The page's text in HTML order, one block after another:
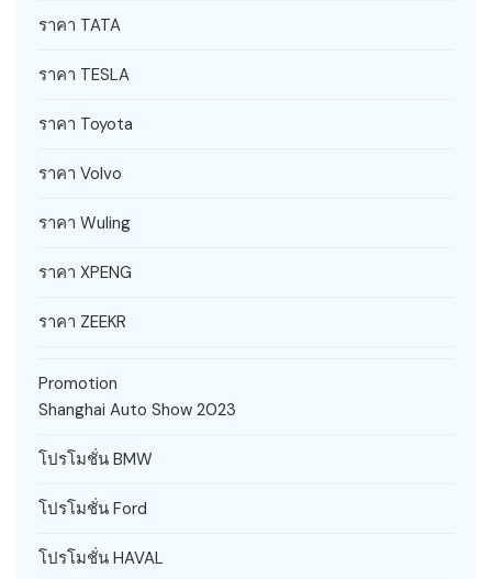
ราคา TATA
ราคา TESLA
ราคา Toyota
ราคา Volvo
ราคา Wuling
ราคา XPENG
ราคา ZEEKR
Promotion
Shanghai Auto Show 2023
โปรโมชั่น BMW
โปรโมชั่น Ford
โปรโมชั่น HAVAL